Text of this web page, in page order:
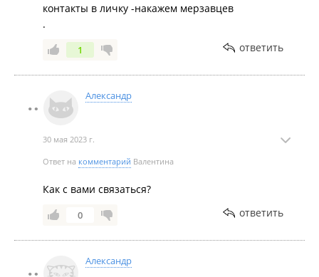
контакты в личку -накажем мерзавцев
.
1 ответить
Александр
30 мая 2023 г.
Ответ на комментарий Валентина
Как с вами связаться?
0 ответить
Александр